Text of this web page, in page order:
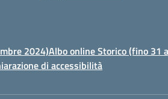
2024)Albo online Storico (fino 31
di accessibilità